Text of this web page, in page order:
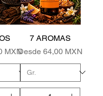
MXN
7 AROMAS
Desde64,00 MXN
Precio de oferta